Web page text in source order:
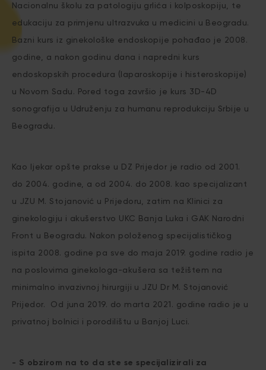
Nacionalnu školu za patologiju grlića i kolposkopiju, te
edukaciju za primjenu ultrazvuka u medicini u Beogradu.
Bazni kurs iz ginekološke endoskopije pohađao je 2008.
godine, a nakon godinu dana i napredni kurs
endoskopskih procedura (laparoskopije i histeroskopije)
u Novom Sadu. Pored toga završio je kurs 3D-4D
sonografija u Udruženju za humanu reprodukciju Srbije u
Beogradu.
Kao ljekar opšte prakse u DZ Prijedor je radio od 2001.
do 2004. godine, a od 2004. do 2008. kao specijalizant
u JZU M. Stojanović u Prijedoru, zatim na Klinici za
ginekologiju i akušerstvo UKC Banja Luka i GAK Narodni
Front u Beogradu. Nakon položenog specijalističkog
ispita 2008. godine pa sve do maja 2019. godine radio je
na poslovima ginekologa-akušera sa težištem na
minimalno invazivnoj hirurgiji u JZU Dr M. Stojanović
Prijedor. Od juna 2019. do marta 2021. godine radio je u
privatnoj bolnici i porodilištu u Banjoj Luci.
- S obzirom na to da ste se specijalizirali za